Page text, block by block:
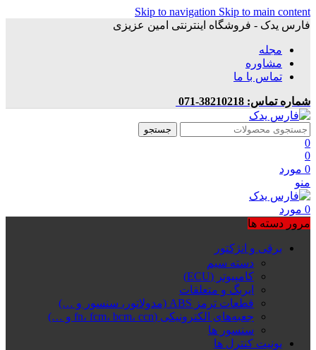
Skip to navigation Skip to main content
فارس یدک - فروشگاه اینترنتی امین عزیزی
مجله
مشاوره
تماس با ما
شماره تماس: 38210218-071
جستجو
0
0
0 مورد
منو
0 مورد
مرور دسته ها
برقی و انژکتور
دسته سیم
کامپیوتر (ECU)
ایربگ و متعلقات
قطعات ترمز ABS (مدولاتور، سنسور و …)
جعبه‌های الکترونیکی (fn، fcm، bcm، ccn و …)
سنسور ها
یونیت کنترل ها